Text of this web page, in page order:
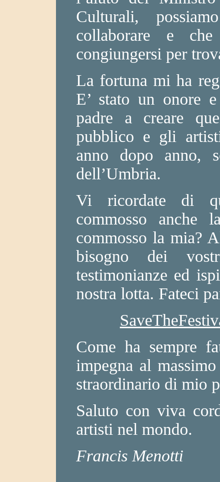
Culturali,
collaborare e
congiungersi per
La fortuna mi ha
E’ stato un onore
padre a creare
pubblico e gli
anno dopo anno,
dell’Umbria.
Vi ricordate di
commosso anche
commosso la mia?
bisogno dei
testimonianze ed
nostra lotta. Fateci
Come ha sempre
impegna al
straordinario di mio
Saluto con viva
artisti nel mondo.
Francis Menotti